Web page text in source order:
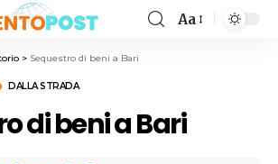
Aa
> Sequestro di beni a Bari
DALLA STRADA
di beni a Bari